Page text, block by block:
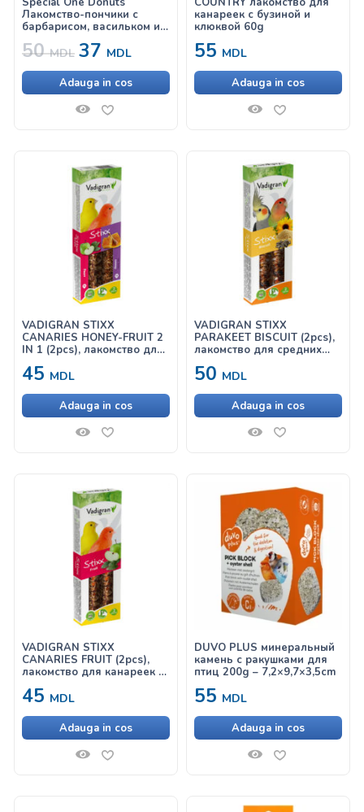
Лакомство-пончики с
барбарисом, васильком и
50MDL 37 MDL
Adauga in cos
канареек с бузиной и
клюквой 60g
55 MDL
Adauga in cos
VADIGRAN STIXX
CANARIES HONEY-FRUIT 2
IN 1 (2pcs), лакомство для
фруктами
45 MDL
Adauga in cos
VADIGRAN STIXX
PARAKEET BISCUIT (2pcs),
лакомство для средних
50 MDL
Adauga in cos
VADIGRAN STIXX
CANARIES FRUIT (2pcs),
лакомство для канареек с
45 MDL
Adauga in cos
DUVO PLUS минеральный
камень с ракушками для
птиц 200g – 7,2×9,7×3,5cm
55 MDL
Adauga in cos